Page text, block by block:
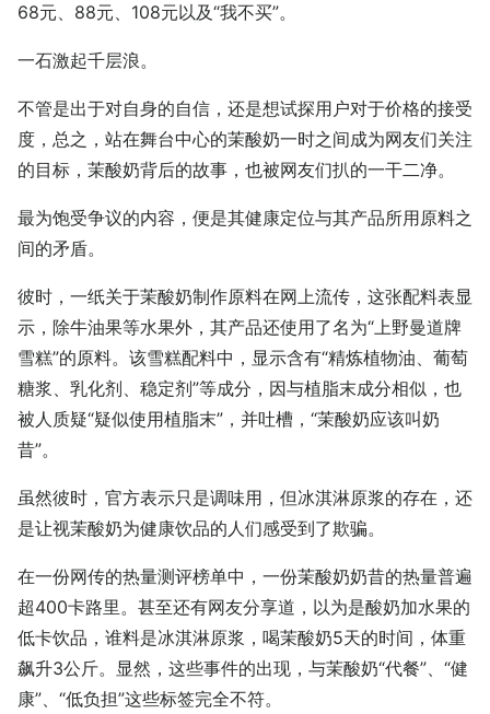
68元、88元、108元以及“我不买”。
一石激起千层浪。
不管是出于对自身的自信，还是想试探用户对于价格的接受
度，总之，站在舞台中心的茉酸奶一时之间成为网友们关注
的目标，茉酸奶背后的故事，也被网友们扒的一干二净。
最为饱受争议的内容，便是其健康定位与其产品所用原料之
间的矛盾。
彼时，一纸关于茉酸奶制作原料在网上流传，这张配料表显
示，除牛油果等水果外，其产品还使用了名为“上野曼道牌
雪糕”的原料。该雪糕配料中，显示含有“精炼植物油、葡萄
糖浆、乳化剂、稳定剂”等成分，因与植脂末成分相似，也
被人质疑“疑似使用植脂末”，并吐槽，“茉酸奶应该叫奶
昔”。
虽然彼时，官方表示只是调味用，但冰淇淋原浆的存在，还
是让视茉酸奶为健康饮品的人们感受到了欺骗。
在一份网传的热量测评榜单中，一份茉酸奶奶昔的热量普遍
超400卡路里。甚至还有网友分享道，以为是酸奶加水果的
低卡饮品，谁料是冰淇淋原浆，喝茉酸奶5天的时间，体重
飙升3公斤。显然，这些事件的出现，与茉酸奶“代餐”、“健
康”、“低负担”这些标签完全不符。